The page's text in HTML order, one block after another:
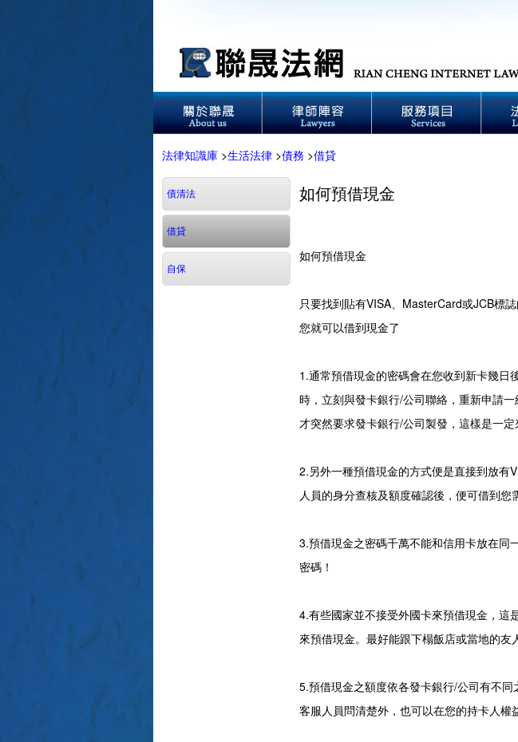
法律知識庫 >生活法律 >債務 >借貸
債清法
借貸
自保
如何預借現金
如何預借現金
只要找到貼有VISA、MasterCard或JCB標
您就可以借到現金了
1.通常預借現金的密碼會在您收到新卡幾日
時，立刻與發卡銀行/公司聯絡，重新申請
才突然要求發卡銀行/公司製發，這樣是一定
2.另外一種預借現金的方式便是直接到放有
人員的身分查核及額度確認後，便可借到您
3.預借現金之密碼千萬不能和信用卡放在同
密碼！
4.有些國家並不接受外國卡來預借現金，這
來預借現金。最好能跟下榻飯店或當地的友
5.預借現金之額度依各發卡銀行/公司有不
客服人員問清楚外，也可以在您的持卡人權